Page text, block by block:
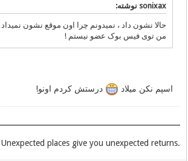
sonixax نوشته:
حالا نشون داد ، نمیدونم چرا اون موقع نشون نمیداد
من توی فیس بوک عضو نیستم !
اسپم نکن میلاد درستش کردم اونو!
.Unexpected places give you unexpected returns